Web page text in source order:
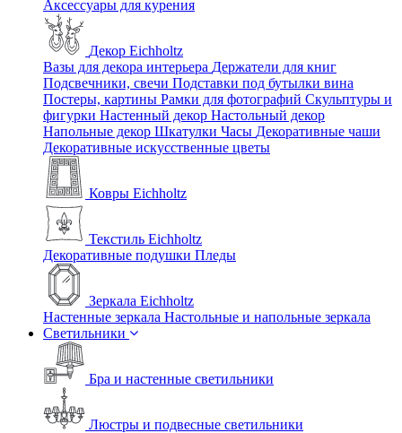
Аксессуары для курения
Декор Eichholtz
Вазы для декора интерьера Держатели для книг
Подсвечники, свечи Подставки под бутылки вина
Постеры, картины Рамки для фотографий Скульптуры и
фигурки Настенный декор Настольный декор
Напольные декор Шкатулки Часы Декоративные чаши
Декоративные искусственные цветы
Ковры Eichholtz
Текстиль Eichholtz
Декоративные подушки Пледы
Зеркала Eichholtz
Настенные зеркала Настольные и напольные зеркала
Светильники
Бра и настенные светильники
Люстры и подвесные светильники